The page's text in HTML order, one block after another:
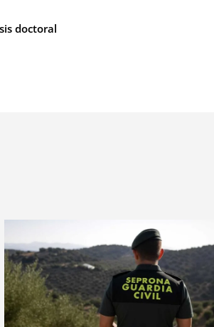
doctoral